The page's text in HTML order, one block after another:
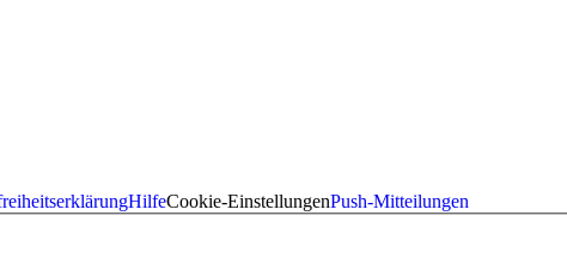
HilfeCookie-EinstellungenPush-Mitteilungen